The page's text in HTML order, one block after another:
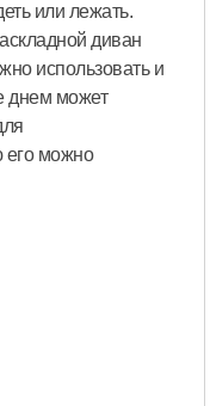
или лежать.
диван
использовать и
днем может
его можно